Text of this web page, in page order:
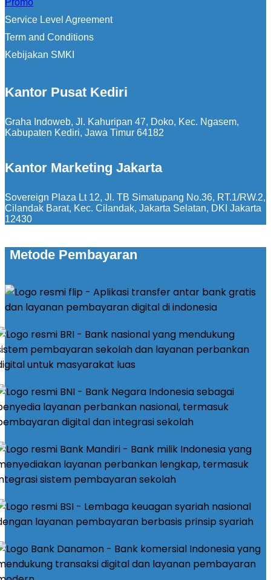
Promo
Service Level Agreement
Term and Conditions
Kebijakan SMKI
Kantor Pusat Kediri
Graha Indoweb, Jl. Kahuripan 47, Doko, Kec. Ngasem,
Kabupaten Kediri, Jawa Timur 64182
Kantor Marketing Jakarta
Sovereign Plaza Lt 12, Jl. TB Simatupang No.36, RT.1/RW.2,
Cilandak Barat, Kec. Cilandak, Jakarta Selatan, DKI Jakarta
12430
Metode Pembayaran